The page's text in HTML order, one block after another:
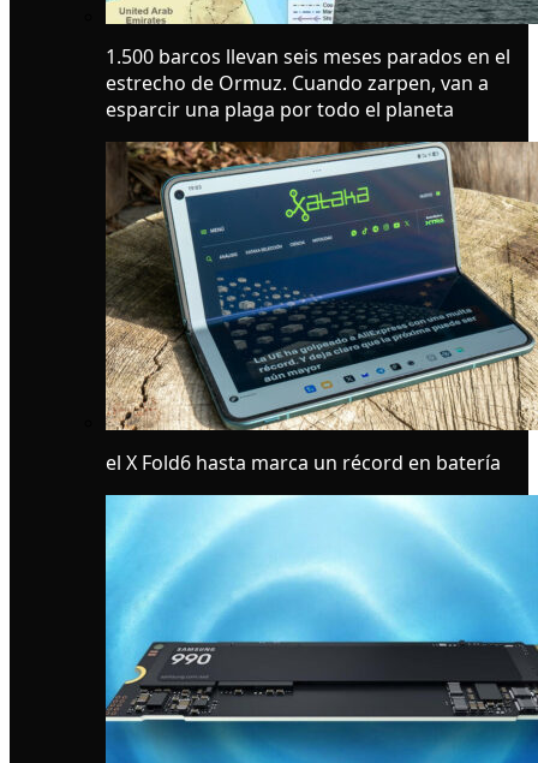
1.500 barcos llevan seis meses parados en el
estrecho de Ormuz. Cuando zarpen, van a
esparcir una plaga por todo el planeta
el X Fold6 hasta marca un récord en batería